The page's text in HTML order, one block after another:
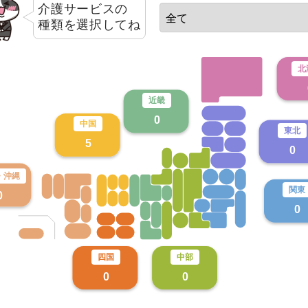
介護サービスの
種類を選択してね
北
東北
0
関東
0
中部
0
近畿
0
中国
5
四国
0
沖縄